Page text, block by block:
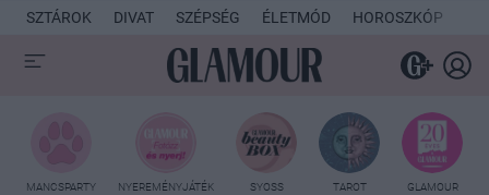
SZTÁROK DIVAT SZÉPSÉG ÉLETMÓD HOROSZKÓP
MANCSPARTY NYEREMÉNYJÁTÉK SYOSS TAROT
GLAMOUR